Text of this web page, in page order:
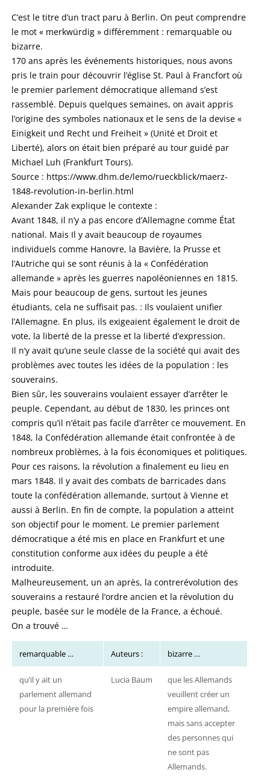
C’est le titre d’un tract paru à Berlin. On peut comprendre
le mot « merkwürdig » différemment : remarquable ou
bizarre.
170 ans après les événements historiques, nous avons
pris le train pour découvrir l’église St. Paul à Francfort où
le premier parlement démocratique allemand s’est
rassemblé. Depuis quelques semaines, on avait appris
l’origine des symboles nationaux et le sens de la devise «
Einigkeit und Recht und Freiheit » (Unité et Droit et
Liberté), alors on était bien préparé au tour guidé par
Michael Luh (Frankfurt Tours).
Source : https://www.dhm.de/lemo/rueckblick/maerz-
1848-revolution-in-berlin.html
Alexander Zak explique le contexte :
Avant 1848, il n’y a pas encore d’Allemagne comme État
national. Mais Il y avait beaucoup de royaumes
individuels comme Hanovre, la Bavière, la Prusse et
l’Autriche qui se sont réunis à la « Confédération
allemande » après les guerres napoléoniennes en 1815.
Mais pour beaucoup de gens, surtout les jeunes
étudiants, cela ne suffisait pas. : Ils voulaient unifier
l’Allemagne. En plus, ils exigeaient également le droit de
vote, la liberté de la presse et la liberté d’expression.
Il n’y avait qu’une seule classe de la société qui avait des
problèmes avec toutes les idées de la population : les
souverains.
Bien sûr, les souverains voulaient essayer d’arrêter le
peuple. Cependant, au début de 1830, les princes ont
compris qu’il n’était pas facile d’arrêter ce mouvement. En
1848, la Confédération allemande était confrontée à de
nombreux problèmes, à la fois économiques et politiques.
Pour ces raisons, la révolution a finalement eu lieu en
mars 1848. Il y avait des combats de barricades dans
toute la confédération allemande, surtout à Vienne et
aussi à Berlin. En fin de compte, la population a atteint
son objectif pour le moment. Le premier parlement
démocratique a été mis en place en Frankfurt et une
constitution conforme aux idées du peuple a été
introduite.
Malheureusement, un an après, la contrerévolution des
souverains a restauré l’ordre ancien et la révolution du
peuple, basée sur le modèle de la France, a échoué.
On a trouvé …
remarquable … Auteurs : bizarre …
qu’il y ait un
parlement allemand
pour la première fois
Lucia Baum
que les Allemands
veuillent créer un
empire allemand,
mais sans accepter
des personnes qui
ne sont pas
Allemands.